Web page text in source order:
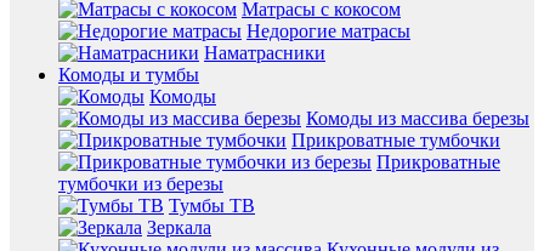
Матрасы с кокосом
Недорогие матрасы
Наматрасники
Комоды и тумбы
Комоды
Комоды из массива березы
Прикроватные тумбочки
Прикроватные
тумбочки из березы
Тумбы ТВ
Зеркала